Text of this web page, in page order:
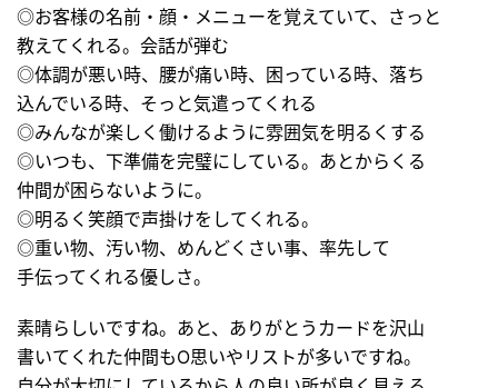
◎お客様の名前・顔・メニューを覚えていて、さっと
教えてくれる。会話が弾む
◎体調が悪い時、腰が痛い時、困っている時、落ち
込んでいる時、そっと気遣ってくれる
◎みんなが楽しく働けるように雰囲気を明るくする
◎いつも、下準備を完璧にしている。あとからくる
仲間が困らないように。
◎明るく笑顔で声掛けをしてくれる。
◎重い物、汚い物、めんどくさい事、率先して
手伝ってくれる優しさ。
素晴らしいですね。あと、ありがとうカードを沢山
書いてくれた仲間もO思いやリストが多いですね。